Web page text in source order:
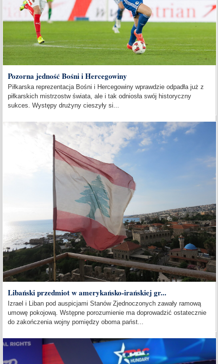
Pozorna jedność Bośni i Hercegowiny
Piłkarska reprezentacja Bośni i Hercegowiny wprawdzie odpadła już z
piłkarskich mistrzostw świata, ale i tak odniosła swój historyczny
sukces. Występy drużyny cieszyły si...
Libański przedmiot w amerykańsko-irańskiej gr...
Izrael i Liban pod auspicjami Stanów Zjednoczonych zawały ramową
umowę pokojową. Wstępne porozumienie ma doprowadzić ostatecznie
do zakończenia wojny pomiędzy oboma państ...